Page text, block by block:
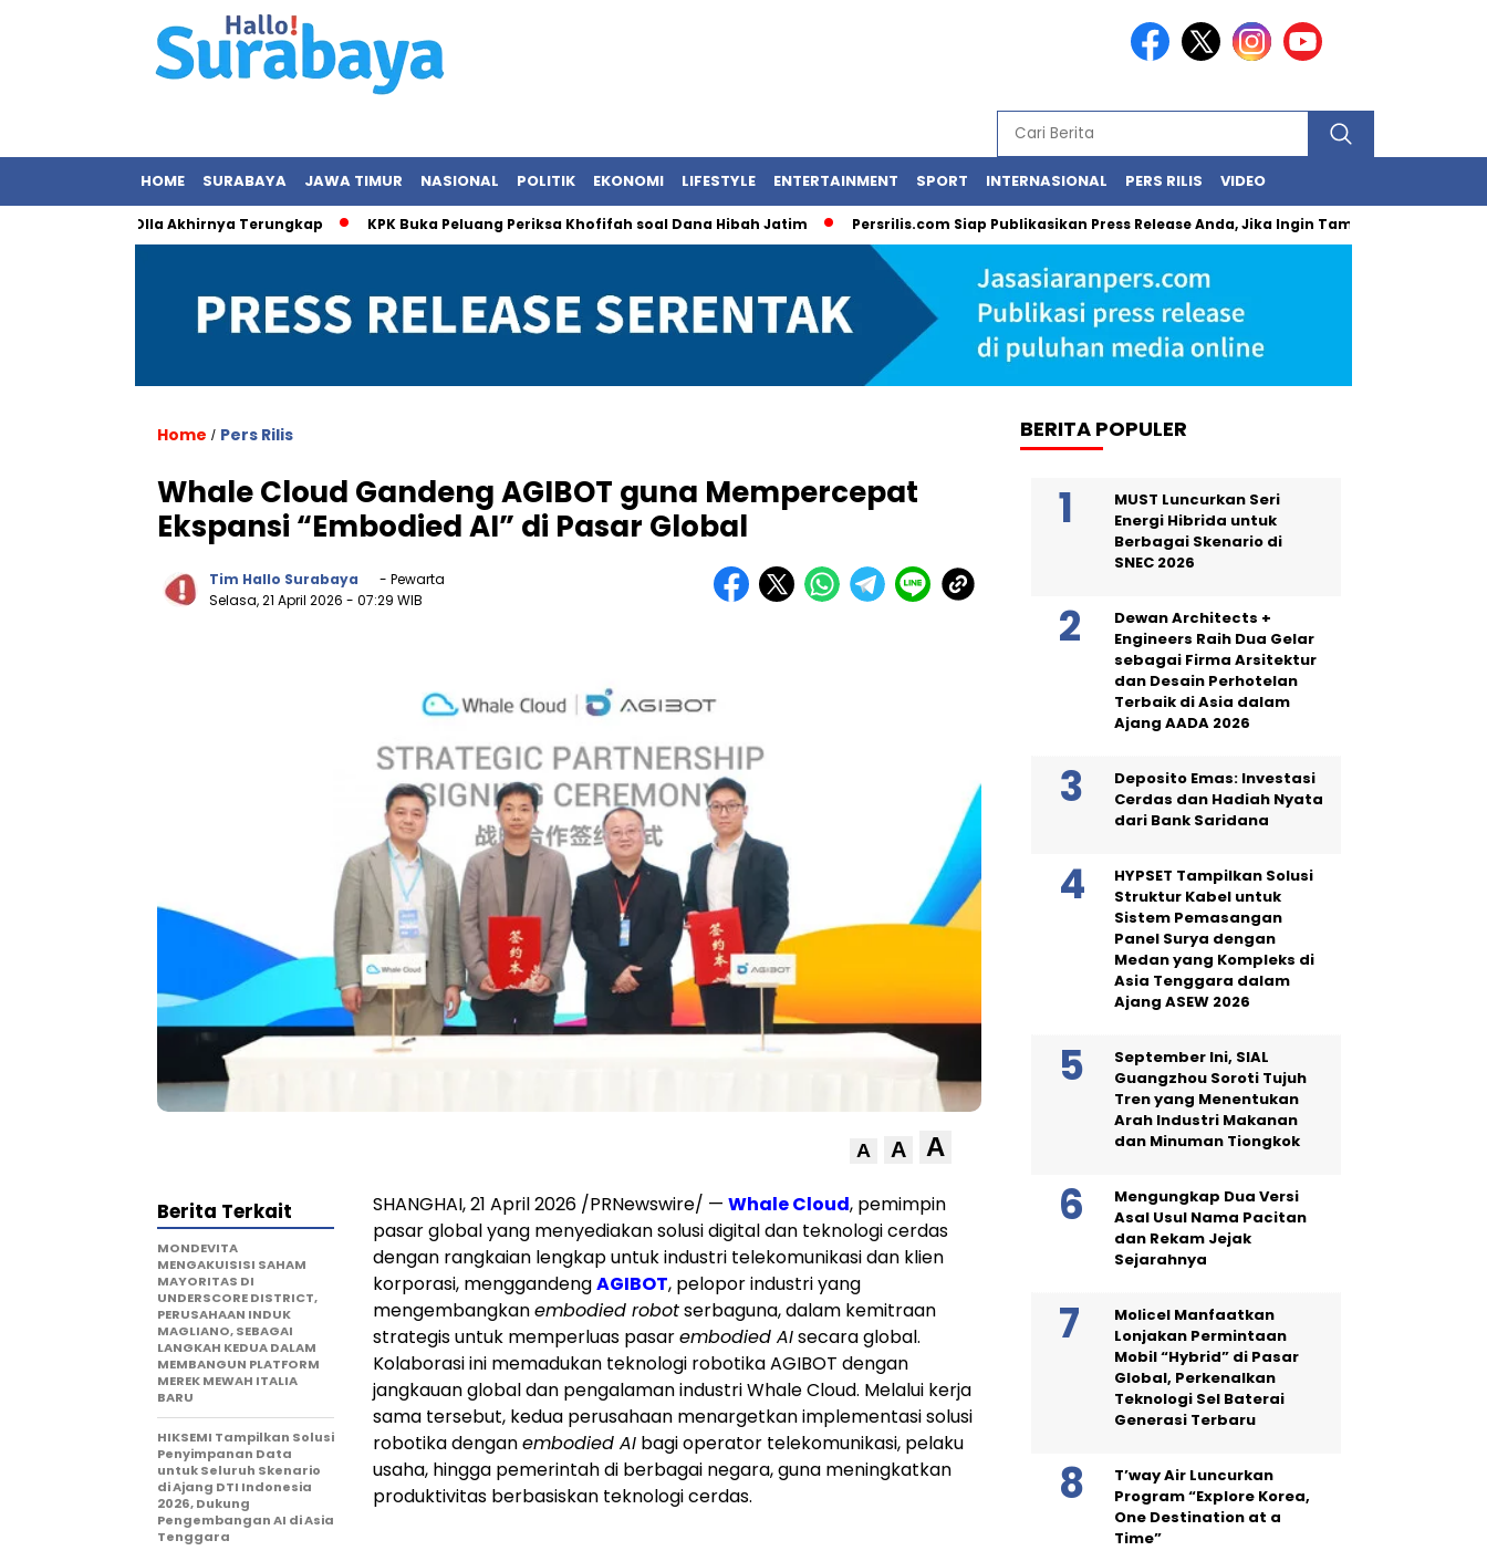
HOME SURABAYA JAWA TIMUR NASIONAL POLITIK EKONOMI LIFESTYLE ENTERTAINMENT SPORT INTERNASIONAL PERS RILIS VIDEO
dengan Olla Akhirnya Terungkap KPK Buka Peluang Periksa Khofifah soal Dana Hibah Jatim Persrilis.com Siap Publikasikan Press Release Anda, Jika Ingin Tampil di Media Ekonomi
Home / Pers Rilis
Whale Cloud Gandeng AGIBOT guna Mempercepat
Ekspansi “Embodied AI” di Pasar Global
Tim Hallo Surabaya
- Pewarta
Selasa, 21 April 2026 - 07:29 WIB
A A A
SHANGHAI, 21 April 2026 /PRNewswire/ — Whale Cloud, pemimpin
pasar global yang menyediakan solusi digital dan teknologi cerdas
dengan rangkaian lengkap untuk industri telekomunikasi dan klien
korporasi, menggandengAGIBOT, pelopor industri yang
mengembangkanembodied robotserbaguna, dalam kemitraan
strategis untuk memperluas pasarembodied AIsecara global.
Kolaborasi ini memadukan teknologi robotika AGIBOT dengan
jangkauan global dan pengalaman industri Whale Cloud. Melalui kerja
sama tersebut, kedua perusahaan menargetkan implementasi solusi
robotika denganembodied AI bagi operator telekomunikasi, pelaku
usaha, hingga pemerintah di berbagai negara, guna meningkatkan
produktivitas berbasiskan teknologi cerdas.
Berita Terkait
MONDEVITA
MENGAKUISISI SAHAM
MAYORITAS DI
UNDERSCORE DISTRICT,
PERUSAHAAN INDUK
MAGLIANO, SEBAGAI
LANGKAH KEDUA DALAM
MEMBANGUN PLATFORM
MEREK MEWAH ITALIA
BARU
HIKSEMI Tampilkan Solusi
Penyimpanan Data
untuk Seluruh Skenario
di Ajang DTI Indonesia
2026, Dukung
Pengembangan AI di Asia
Tenggara
BERITA POPULER
MUST Luncurkan Seri
Energi Hibrida untuk
Berbagai Skenario di
SNEC 2026
Dewan Architects +
Engineers Raih Dua Gelar
sebagai Firma Arsitektur
dan Desain Perhotelan
Terbaik di Asia dalam
Ajang AADA 2026
Deposito Emas: Investasi
Cerdas dan Hadiah Nyata
dari Bank Saridana
HYPSET Tampilkan Solusi
Struktur Kabel untuk
Sistem Pemasangan
Panel Surya dengan
Medan yang Kompleks di
Asia Tenggara dalam
Ajang ASEW 2026
September Ini, SIAL
Guangzhou Soroti Tujuh
Tren yang Menentukan
Arah Industri Makanan
dan Minuman Tiongkok
Mengungkap Dua Versi
Asal Usul Nama Pacitan
dan Rekam Jejak
Sejarahnya
Molicel Manfaatkan
Lonjakan Permintaan
Mobil “Hybrid” di Pasar
Global, Perkenalkan
Teknologi Sel Baterai
Generasi Terbaru
T’way Air Luncurkan
Program “Explore Korea,
One Destination at a
Time”